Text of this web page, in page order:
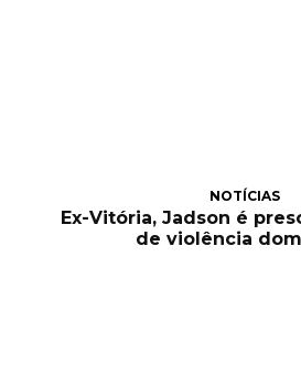
NOTÍCIAS
Ex-Vitória, Jadson é
de violência